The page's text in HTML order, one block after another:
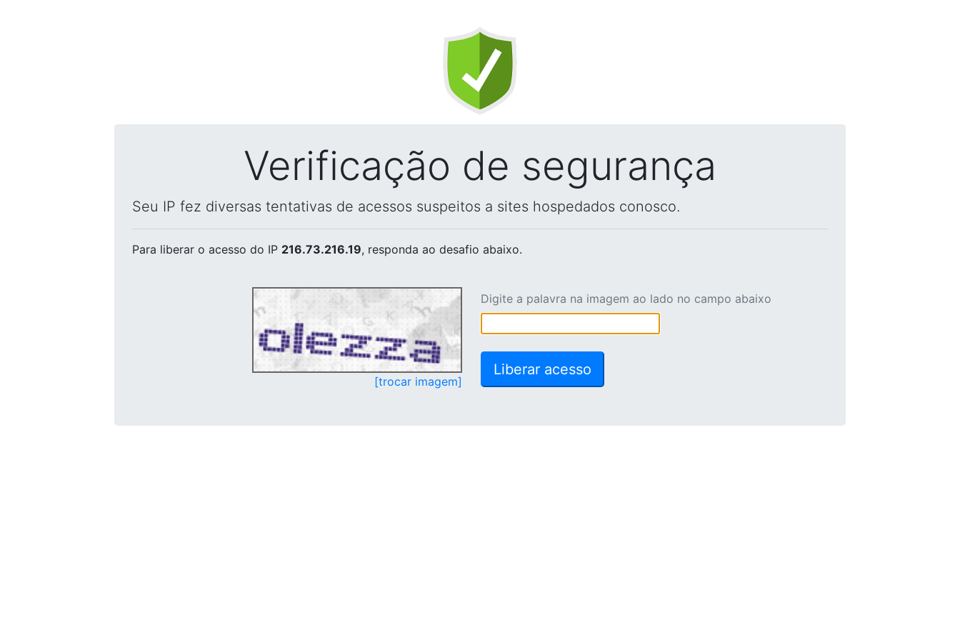
Verificação de segurança
Seu IP fez diversas tentativas de acessos suspeitos a sites hospedados conosco.
Para liberar o acesso do IP 216.73.216.19, responda ao desafio abaixo.
[trocar imagem]
Digite a palavra na imagem ao lado no campo abaixo